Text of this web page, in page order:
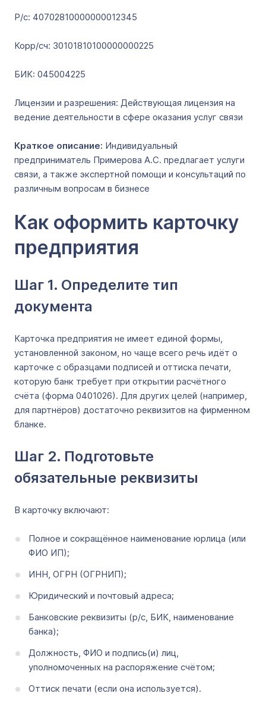
Р/с: 40702810000000012345
Корр/сч: 30101810100000000225
БИК: 045004225
Лицензии и разрешения: Действующая лицензия на
ведение деятельности в сфере оказания услуг связи
Краткое описание: Индивидуальный
предприниматель Примерова А.С. предлагает услуги
связи, а также экспертной помощи и консультаций по
различным вопросам в бизнесе
Как оформить карточку
предприятия
Шаг 1. Определите тип
документа
Карточка предприятия не имеет единой формы,
установленной законом, но чаще всего речь идёт о
карточке с образцами подписей и оттиска печати,
которую банк требует при открытии расчётного
счёта (форма 0401026). Для других целей (например,
для партнёров) достаточно реквизитов на фирменном
бланке.
Шаг 2. Подготовьте
обязательные реквизиты
В карточку включают:
Полное и сокращённое наименование юрлица (или
ФИО ИП);
ИНН, ОГРН (ОГРНИП);
Юридический и почтовый адреса;
Банковские реквизиты (р/с, БИК, наименование
банка);
Должность, ФИО и подпись(и) лиц,
уполномоченных на распоряжение счётом;
Оттиск печати (если она используется).